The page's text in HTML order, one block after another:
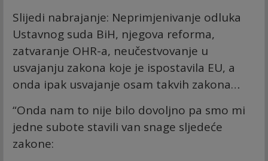
Slijedi nabrajanje: Neprimjenivanje odluka
Ustavnog suda BiH, njegova reforma,
zatvaranje OHR-a, neučestvovanje u
usvajanju zakona koje je ispostavila EU, a
onda ipak usvajanje osam takvih zakona…
“Onda nam to nije bilo dovoljno pa smo mi
jedne subote stavili van snage sljedeće
zakone: